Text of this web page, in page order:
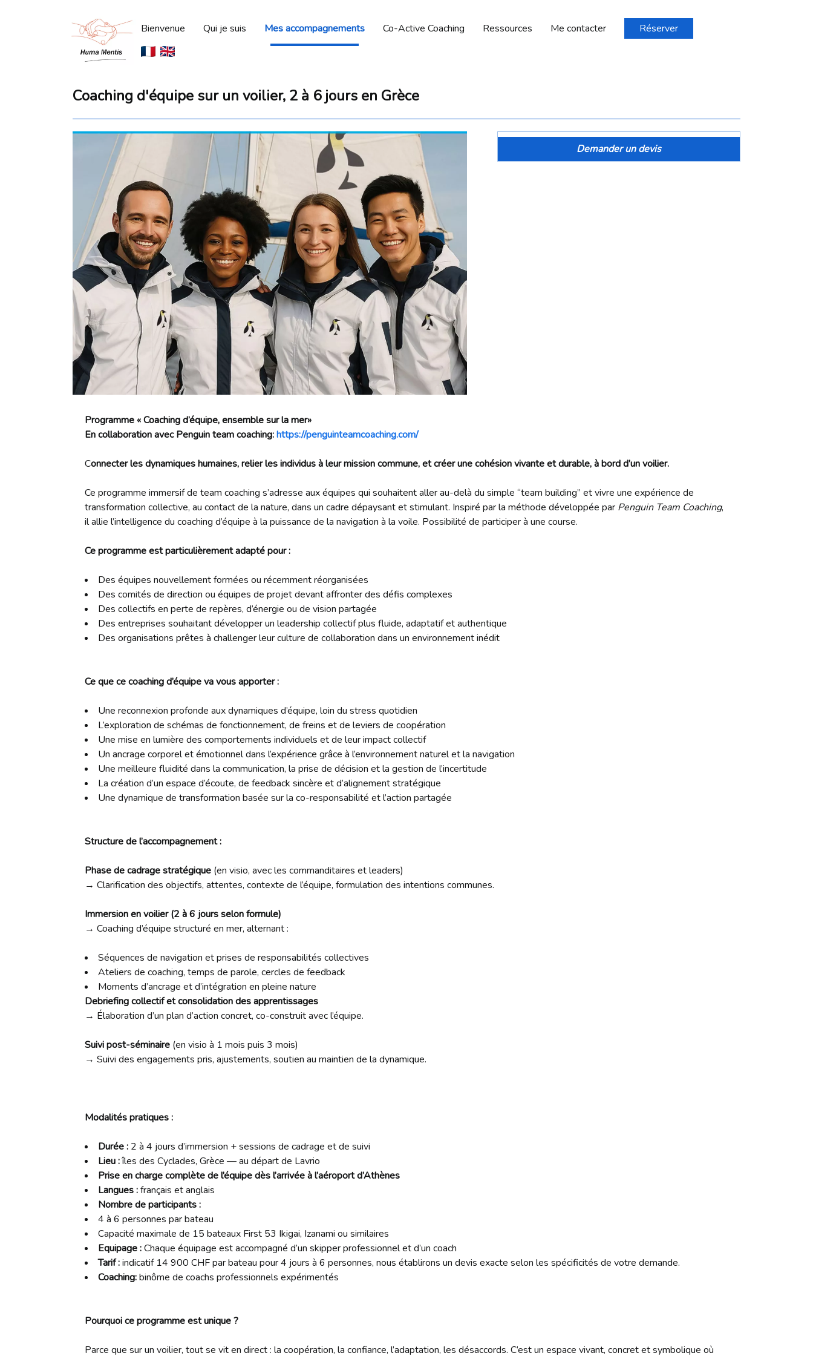
Bienvenue Qui je suis Mes accompagnements Co-Active Coaching Ressources Me contacter Réserver
Coaching d'équipe sur un voilier, 2 à 6 jours en Grèce
Demander un devis
Programme « Coaching d’équipe, ensemble sur la mer»
En collaboration avec Penguin team coaching:https://penguinteamcoaching.com/
Connecter les dynamiques humaines, relier les individus à leur mission commune, et créer une cohésion vivante et durable, à bord d’un voilier.
Ce programme immersif de team coaching s’adresse aux équipes qui souhaitent aller au-delà du simple “team building” et vivre une expérience de
transformation collective, au contact de la nature, dans un cadre dépaysant et stimulant. Inspiré par la méthode développée par Penguin Team Coaching,
il allie l’intelligence du coaching d’équipe à la puissance de la navigation à la voile. Possibilité de participer à une course.
Ce programme est particulièrement adapté pour :
Des équipes nouvellement formées ou récemment réorganisées
Des comités de direction ou équipes de projet devant affronter des défis complexes
Des collectifs en perte de repères, d’énergie ou de vision partagée
Des entreprises souhaitant développer un leadership collectif plus fluide, adaptatif et authentique
Des organisations prêtes à challenger leur culture de collaboration dans un environnement inédit
Ce que ce coaching d’équipe va vous apporter :
Une reconnexion profonde aux dynamiques d’équipe, loin du stress quotidien
L’exploration de schémas de fonctionnement, de freins et de leviers de coopération
Une mise en lumière des comportements individuels et de leur impact collectif
Un ancrage corporel et émotionnel dans l’expérience grâce à l’environnement naturel et la navigation
Une meilleure fluidité dans la communication, la prise de décision et la gestion de l’incertitude
La création d’un espace d’écoute, de feedback sincère et d’alignement stratégique
Une dynamique de transformation basée sur la co-responsabilité et l’action partagée
Structure de l’accompagnement :
Phase de cadrage stratégique (en visio, avec les commanditaires et leaders)
→ Clarification des objectifs, attentes, contexte de l’équipe, formulation des intentions communes.
Immersion en voilier (2 à 6 jours selon formule)
→ Coaching d’équipe structuré en mer, alternant :
Séquences de navigation et prises de responsabilités collectives
Ateliers de coaching, temps de parole, cercles de feedback
Moments d’ancrage et d’intégration en pleine nature
Debriefing collectif et consolidation des apprentissages
→ Élaboration d’un plan d’action concret, co-construit avec l’équipe.
Suivi post-séminaire (en visio à 1 mois puis 3 mois)
→ Suivi des engagements pris, ajustements, soutien au maintien de la dynamique.
Modalités pratiques :
Durée : 2 à 4 jours d’immersion + sessions de cadrage et de suivi
Lieu :îles des Cyclades, Grèce — au départ de Lavrio
Prise en charge complète de l’équipe dès l’arrivée à l’aéroport d’Athènes
Langues :français et anglais
Nombre de participants :
4 à 6 personnes par bateau
Capacité maximale de 15 bateaux First 53 Ikigai, Izanami ou similaires
Equipage :Chaque équipage est accompagné d’un skipper professionnel et d’un coach
Tarif :indicatif 14 900 CHF par bateau pour 4 jours à 6 personnes, nous établirons un devis exacte selon les spécificités de votre demande.
Coaching:binôme de coachs professionnels expérimentés
Pourquoi ce programme est unique ?
Parce que sur un voilier, tout se vit en direct : la coopération, la confiance, l’adaptation, les désaccords. C’est un espace vivant, concret et symbolique où